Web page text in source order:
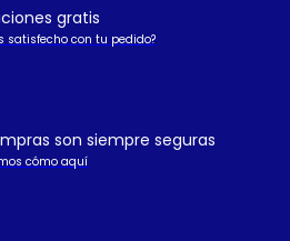
gratis
satisfecho con tu pedido?
son siempre seguras
cómo aquí